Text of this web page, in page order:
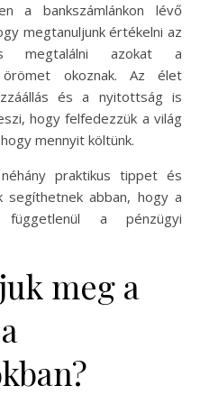
a bankszámlánkon lévő
megtanuljunk értékelni az
azokat a
örömet okoznak. Az élet
és a nyitottság is
hogy felfedezzük a világ
mennyit költünk.
praktikus tippet és
abban, hogy a
a pénzügyi
meg a